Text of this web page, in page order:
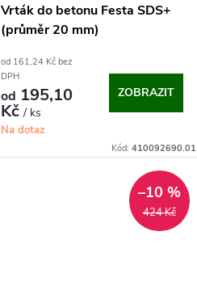
Vrták do betonu Festa SDS+
(průměr 20 mm)
od 161,24 Kč bez
DPH
od 195,10
Kč/ ks
Na dotaz
ZOBRAZIT
Kód: 410092690.01
424 Kč
–10 %